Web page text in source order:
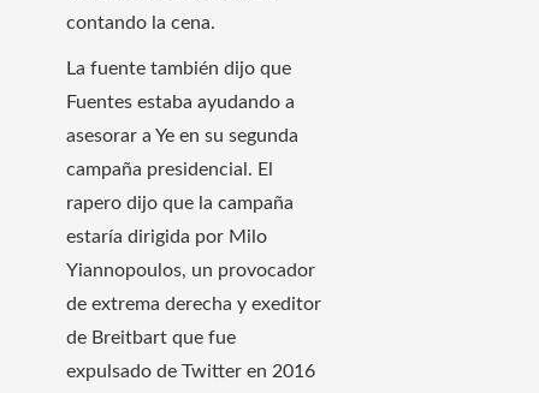
contando la cena.
La fuente también dijo que
Fuentes estaba ayudando a
asesorar a Ye en su segunda
campaña presidencial. El
rapero dijo que la campaña
estaría dirigida por Milo
Yiannopoulos, un provocador
de extrema derecha y exeditor
de Breitbart que fue
expulsado de Twitter en 2016